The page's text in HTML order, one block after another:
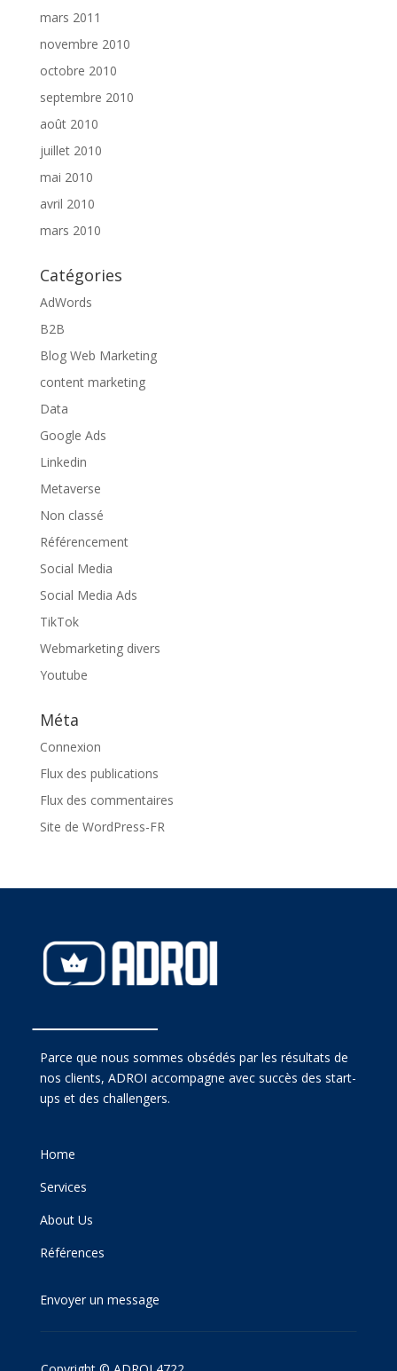
mars 2011
novembre 2010
octobre 2010
septembre 2010
août 2010
juillet 2010
mai 2010
avril 2010
mars 2010
Catégories
AdWords
B2B
Blog Web Marketing
content marketing
Data
Google Ads
Linkedin
Metaverse
Non classé
Référencement
Social Media
Social Media Ads
TikTok
Webmarketing divers
Youtube
Méta
Connexion
Flux des publications
Flux des commentaires
Site de WordPress-FR
Parce que nous sommes obsédés par les résultats de
nos clients, ADROI accompagne avec succès des start-
ups et des challengers.
Home
Services
About Us
Références
Envoyer un message